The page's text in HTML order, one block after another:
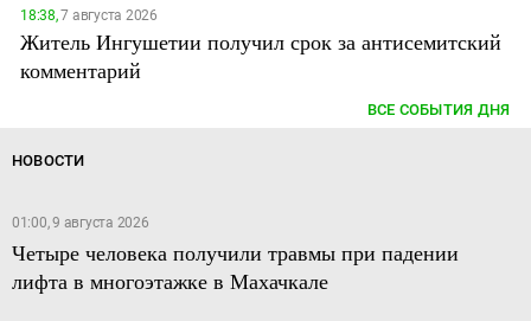
18:38,7 августа 2026
Житель Ингушетии получил срок за антисемитский
комментарий
ВСЕ СОБЫТИЯ ДНЯ
НОВОСТИ
01:00, 9 августа 2026
Четыре человека получили травмы при падении
лифта в многоэтажке в Махачкале